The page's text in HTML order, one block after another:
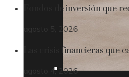
Fondos de inversión que
agosto 5, 2026
Las crisis financieras que
agosto 4, 2026